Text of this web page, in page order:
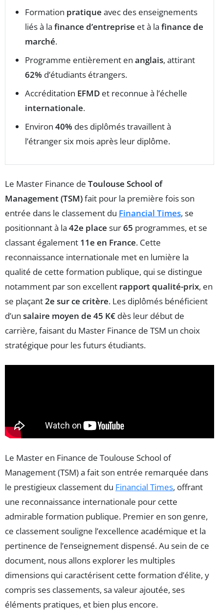
Formation pratique avec des enseignements
liés à la finance d’entreprise et à la finance de
marché.
Programme entièrement en anglais, attirant
62% d’étudiants étrangers.
Accréditation EFMD et reconnue à l’échelle
internationale.
Environ 40% des diplômés travaillent à
l’étranger six mois après leur diplôme.
Le Master Finance de Toulouse School of
Management (TSM)fait pour la première fois son
entrée dans le classement du Financial Times, se
positionnant à la 42e place sur65 programmes, et se
classant également 11e en France. Cette
reconnaissance internationale met en lumière la
qualité de cette formation publique, qui se distingue
notamment par son excellent rapport qualité-prix, en
se plaçant2e sur ce critère. Les diplômés bénéficient
d’un salaire moyen de 45 K€ dès leur début de
carrière, faisant du Master Finance de TSM un choix
stratégique pour les futurs étudiants.
Le Master en Finance de Toulouse School of
Management (TSM) a fait son entrée remarquée dans
le prestigieux classement du Financial Times, offrant
une reconnaissance internationale pour cette
admirable formation publique. Premier en son genre,
ce classement souligne l’excellence académique et la
pertinence de l’enseignement dispensé. Au sein de ce
document, nous allons explorer les multiples
dimensions qui caractérisent cette formation d’élite, y
compris ses classements, sa valeur ajoutée, ses
éléments pratiques, et bien plus encore.